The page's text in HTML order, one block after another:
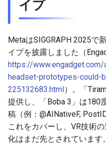
2026-04-24
2026-04-23
2026-04-22
2026-04-21
2026-04-20
2026-04-19
イプ
MetaはSIGGRAPH 2025で
イプを披露しました（
https://
headset-prototypes-could-
225132683.html）。「
提供し、「Boba 3」は180
稿（例：@AINativeF,
これをカバーし、VR技術
化はまだ先とされています。